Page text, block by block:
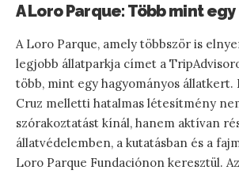
A Loro Parque: Több mint
A Loro Parque, amely többször is
legjobb állatparkja címet a
több, mint egy hagyományos állatkert.
Cruz melletti hatalmas létesítmény
szórakoztatást kínál, hanem aktívan
állatvédelemben, a kutatásban és a
Loro Parque Fundaciónon keresztül.